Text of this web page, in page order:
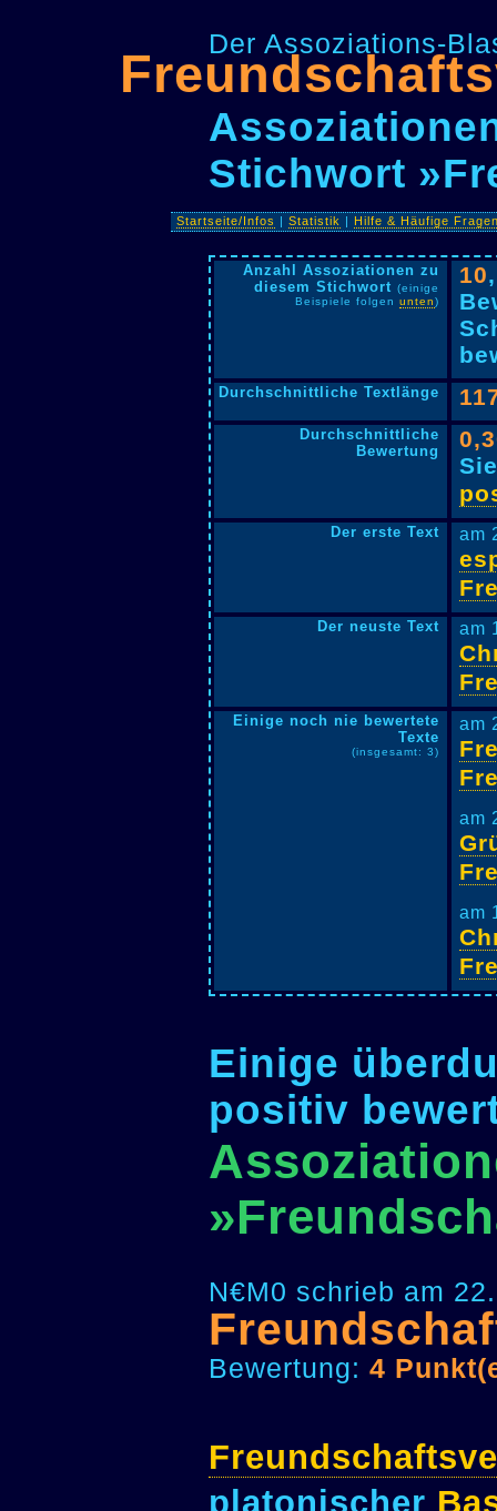
Der Assoziations-
Stichwort
Startseite/Infos |Statistik |Hilfe & Häufige
Anzahl Assoziationen zu
diesem Stichwort (einige
Beispiele folgen unten)
10
Durchschnittliche Textlänge
Durchschnittliche
Bewertung
Der erste Text am
Der neuste Text am
Einige noch nie bewertete
Texte
(insgesamt: 3)
am
am
am
Einige
positiv
N€M0 schrieb am
Bewertung: 4
platonischer